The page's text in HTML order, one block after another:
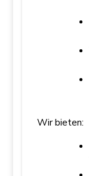
Wir bieten: